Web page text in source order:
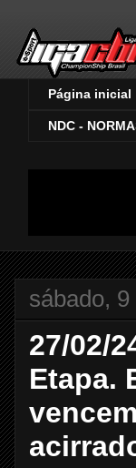
Página inicial
NDC -
sábado,
27/02/
Etapa.